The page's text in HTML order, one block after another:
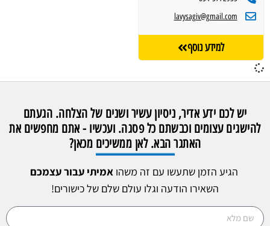
lavysagiv@gmail.com
למידע נוסף
יש לכם ידע אדיר, ניסיון עשיר ושנים של הצלחה. הגעתם
להישגים עצומים וכבשתם כל פסגה. ועכשיו - אתם מחפשים את
האתגר הבא. לאן ממשיכים מכאן?
הגיע הזמן שתעשו עם זה משהואמיתי עבור עצמכם
השאירו הודעה וגלו עולם שלם של כישורים!